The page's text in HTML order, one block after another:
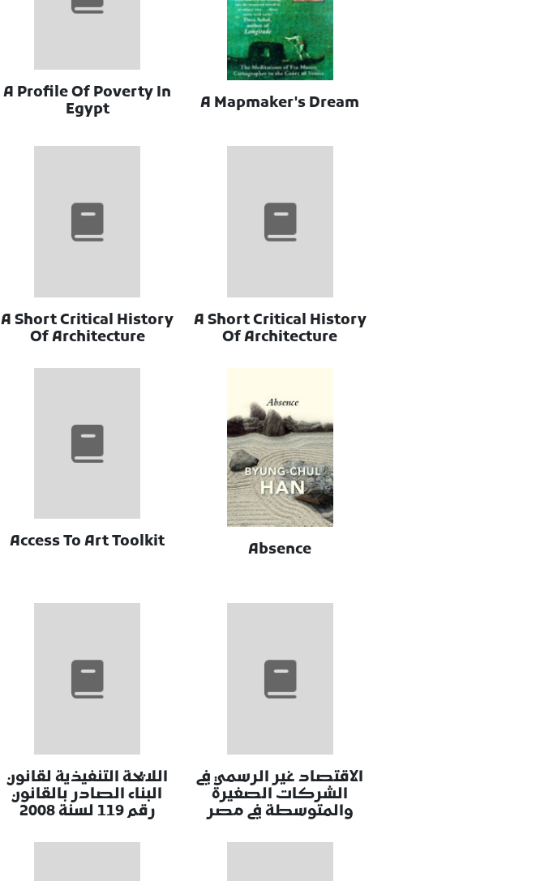
A Mapmaker's Dream
A Profile Of Poverty In
Egypt
A Short Critical History
Of Architecture
A Short Critical History
Of Architecture
Absence
Access To Art Toolkit
الاقتصاد غير الرسمي في
الشركات الصغيرة
والمتوسطة في مصر
اللايحة التنفيذية لقانون
البناء الصادر بالقانون
رقم 119 لسنة 2008